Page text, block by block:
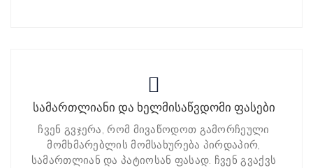
სამართლიანი და ხელმისაწვდომი ფასები
ჩვენ გვჯერა, რომ მივაწოდოთ გამორჩეული
მომხმარებლის მომსახურება პირდაპირ,
სამართლიან და პატიოსან ფასად. ჩვენ გვაქვს